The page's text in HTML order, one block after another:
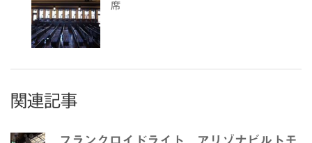
席
関連記事
フランクロイドライト アリゾナビルトモ